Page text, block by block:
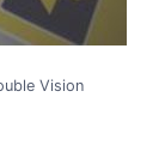
Vision